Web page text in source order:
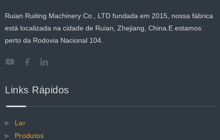
Ruian Ruiting Machinery Co., LTD fundada em 2015, nossa fábrica
está localizada na cidade de Ruian, Zhejiang, China.E estamos
perto da Rodovia Nacional 104.
Links Rápidos
Lar
Produtos